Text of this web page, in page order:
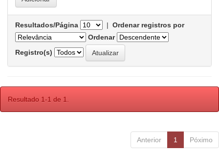
Resultados/Página | Ordenar registros por
Ordenar
Registro(s)
Resultado 1-1 de 1.
Anterior 1 Póximo